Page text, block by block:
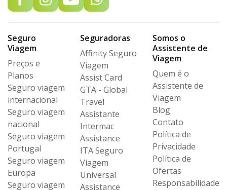
Seguro
Viagem
Preços e
Planos
Seguro viagem
internacional
Seguro viagem
nacional
Seguro viagem
Portugal
Seguro viagem
Europa
Seguro viagem
Seguradoras
Affinity Seguro
Viagem
Assist Card
GTA - Global
Travel
Assistante
Intermac
Assistance
ITA Seguro
Viagem
Universal
Assistance
Somos o
Assistente de
Viagem
Quem é o
Assistente de
Viagem
Blog
Contato
Política de
Privacidade
Política de
Ofertas
Responsabilidade